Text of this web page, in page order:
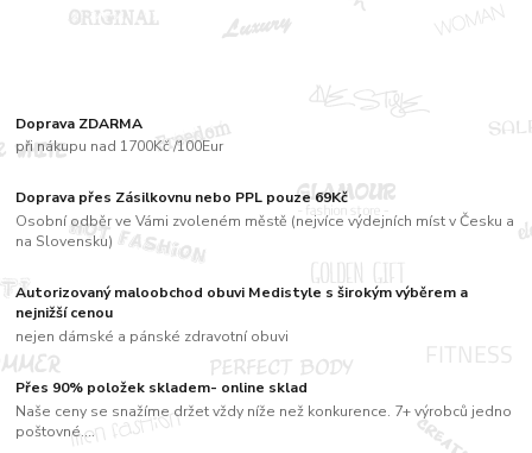
Doprava ZDARMA
při nákupu nad 1700Kč /100Eur
Doprava přes Zásilkovnu nebo PPL pouze 69Kč
Osobní odběr ve Vámi zvoleném městě (nejvíce výdejních míst v Česku a
na Slovensku)
Autorizovaný maloobchod obuvi Medistyle s širokým výběrem a
nejnižší cenou
nejen dámské a pánské zdravotní obuvi
Přes 90% položek skladem- online sklad
Naše ceny se snažíme držet vždy níže než konkurence. 7+ výrobců jedno
poštovné....